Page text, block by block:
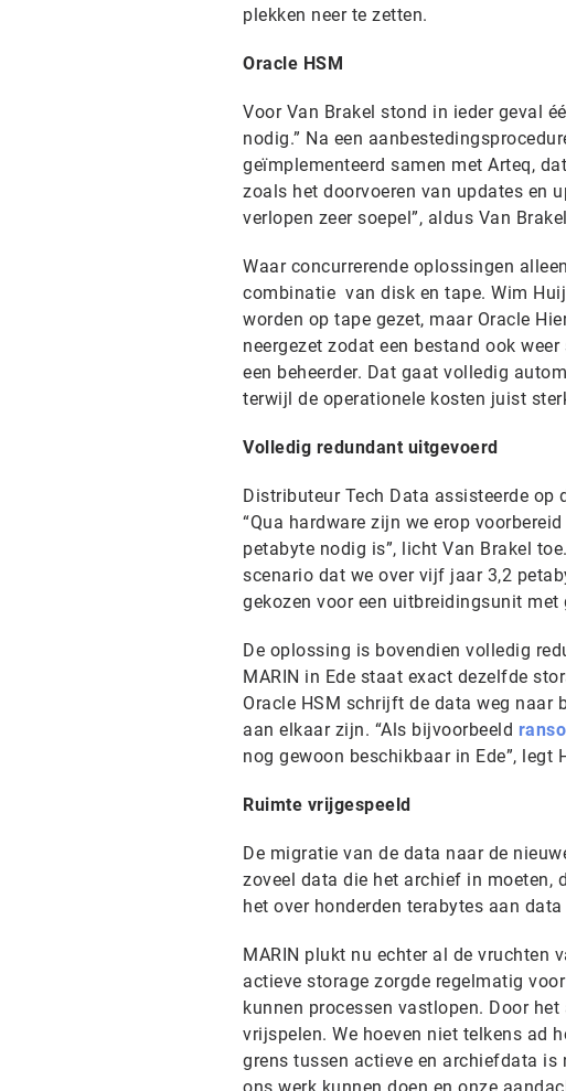
plekken neer te zetten.
Oracle HSM
Voor Van Brakel stond in ieder geval
nodig.” Na een
geïmplementeerd samen met Arteq,
zoals het doorvoeren van updates en
verlopen zeer soepel”, aldus Van
Waar concurrerende oplossingen
combinatie van disk en tape. Wim
worden op tape gezet, maar Oracle
neergezet zodat een bestand ook
een beheerder. Dat gaat volledig
terwijl de operationele kosten juist
Volledig redundant uitgevoerd
Distributeur Tech Data assisteerde
“Qua hardware zijn we erop
petabyte nodig is”, licht Van Brakel
scenario dat we over vijf jaar 3,2
gekozen voor een uitbreidingsunit
De oplossing is bovendien volledig
MARIN in Ede staat exact dezelfde
Oracle HSM schrijft de data weg naar
aan elkaar zijn. “Als bijvoorbeeld
nog gewoon beschikbaar in Ede”, legt
Ruimte vrijgespeeld
De migratie van de data naar de
zoveel data die het archief in moeten,
het over honderden terabytes aan
MARIN plukt nu echter al de vruchten
actieve storage zorgde regelmatig
kunnen processen vastlopen. Door
vrijspelen. We hoeven niet telkens ad
grens tussen actieve en archiefdata